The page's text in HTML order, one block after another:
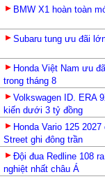
BMW X1 hoàn toàn
Subaru tung ưu đãi
Honda Việt Nam ưu
trong tháng 8
Volkswagen ID. ERA
kiến dưới 3 tỷ đồng
Honda Vario 125
Street ghi đông trần
Đội đua Redline 108
nghiệt nhất châu Á